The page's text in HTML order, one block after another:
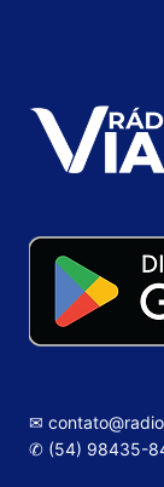
✉
✆ (54) 98435-